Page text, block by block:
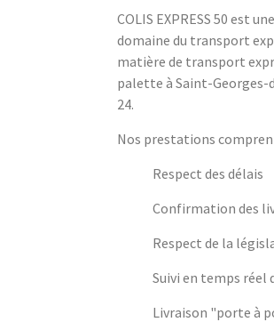
COLIS EXPRESS 50 est
domaine du transport
matière de transport
palette à Saint-Georges-
24.
Nos prestations
Respect des délais
Confirmation des
Respect de la
Suivi en temps réel
Livraison "porte à